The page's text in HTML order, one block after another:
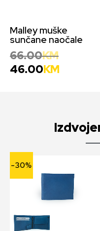
Malley muške
sunčane naočale
66.00KM
46.00KM
-30%